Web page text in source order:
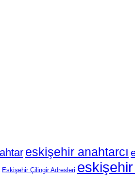
eskişehir anahtarcı
Eskişehir Çilingir Adresleri